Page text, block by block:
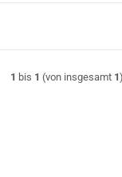
1 bis 1 (von insgesamt 1